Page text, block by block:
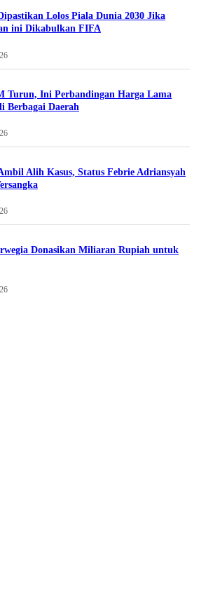
Lolos Piala Dunia 2030 Jika
ini Dikabulkan FIFA
Turun, Ini Perbandingan Harga Lama
Berbagai Daerah
Alih Kasus, Status Febrie Adriansyah
Donasikan Miliaran Rupiah untuk